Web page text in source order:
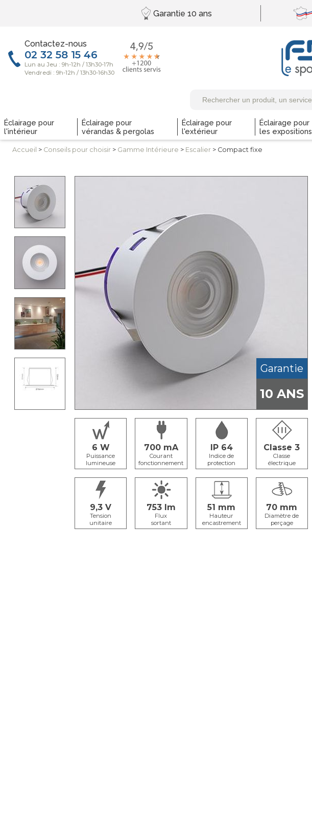
Garantie 10 ans
Contactez-nous
Éclairage pour
l'intérieur
Éclairage pour
vérandas & pergolas
Éclairage pour
l'extérieur
Éclairage pour
les expositions
Accueil > Conseils pour choisir > Gamme Intérieure > Escalier > Compact fixe
Garantie
10 ANS
6
Puissance
lumineuse
700
Courant
fonctionnement
IP 64
Indice de
protection
Classe 3
Classe
électrique
9,3
Tension
unitaire
753
Flux
sortant
51
Hauteur
encastrement
70
Diamètre de
perçage